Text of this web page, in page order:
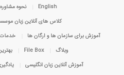
English
نحوه
کلاس های آنلاین زبان موسسه
آموزش برای سازمان ها و ارگان ها
خدمات
وبلاگ
File Box
آموزش آنلاین زبان انگلیسی